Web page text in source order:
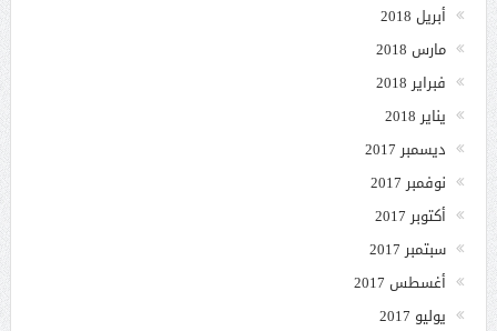
أبريل 2018
مارس 2018
فبراير 2018
يناير 2018
ديسمبر 2017
نوفمبر 2017
أكتوبر 2017
سبتمبر 2017
أغسطس 2017
يوليو 2017